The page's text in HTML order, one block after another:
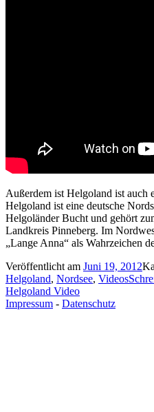
Außerdem ist Helgoland ist auch
Helgoland ist eine deutsche
Helgoländer Bucht und gehört
Landkreis Pinneberg. Im
„Lange Anna“ als Wahrzeichen
Veröffentlicht am Juni 19, 2012
Helgoland, Nordsee, Videos
Helgoland Video
Impressum - Datenschutz